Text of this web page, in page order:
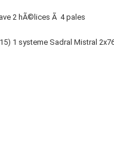
2 hÃ©lices Ã 4 pales
1 systeme Sadral Mistral